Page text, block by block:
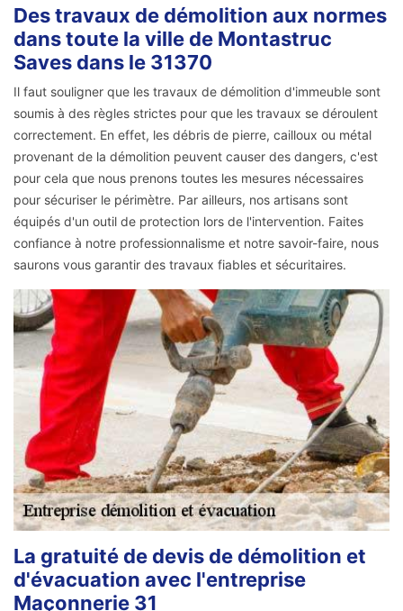
Des travaux de démolition aux normes
dans toute la ville de Montastruc
Saves dans le 31370
Il faut souligner que les travaux de démolition d'immeuble sont
soumis à des règles strictes pour que les travaux se déroulent
correctement. En effet, les débris de pierre, cailloux ou métal
provenant de la démolition peuvent causer des dangers, c'est
pour cela que nous prenons toutes les mesures nécessaires
pour sécuriser le périmètre. Par ailleurs, nos artisans sont
équipés d'un outil de protection lors de l'intervention. Faites
confiance à notre professionnalisme et notre savoir-faire, nous
saurons vous garantir des travaux fiables et sécuritaires.
La gratuité de devis de démolition et
d'évacuation avec l'entreprise
Maçonnerie 31